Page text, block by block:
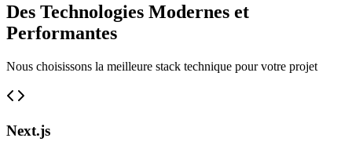
Des Technologies Modernes et
Performantes
Nous choisissons la meilleure stack technique pour votre projet
Next.js